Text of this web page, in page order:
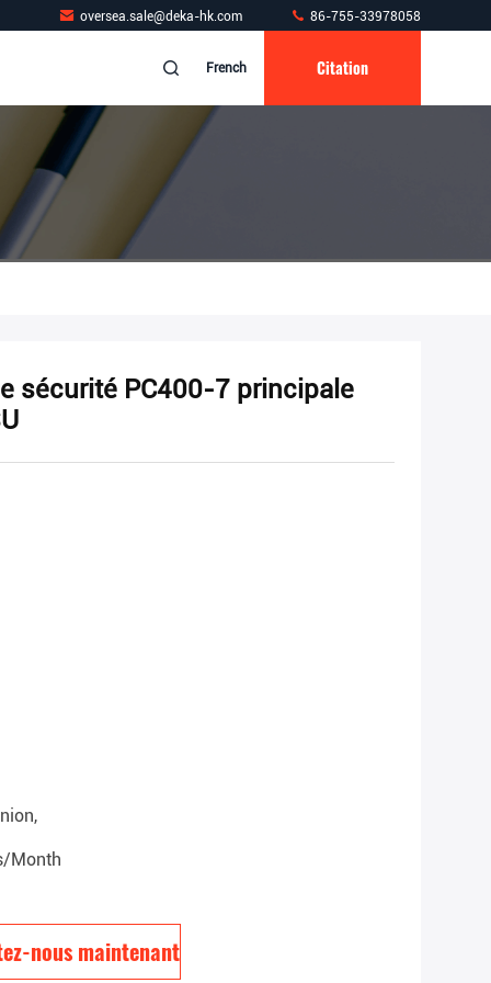
oversea.sale@deka-hk.com 86-755-33978058
French Citation
sécurité PC400-7 principale
month
nous maintenant